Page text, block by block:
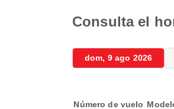
Consulta el
dom, 9 ago 2026
Número de vuelo